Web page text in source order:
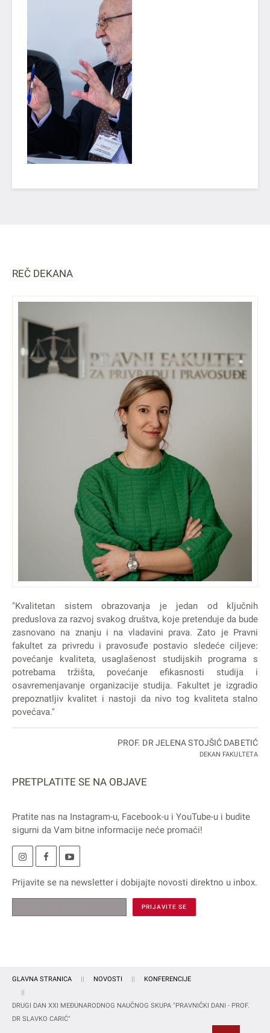
REČ DEKANA
"Kvalitetan sistem obrazovanja je jedan od ključnih
preduslova za razvoj svakog društva, koje pretenduje da bude
zasnovano na znanju i na vladavini prava. Zato je Pravni
fakultet za privredu i pravosuđe postavio sledeće ciljeve:
povećanje kvaliteta, usaglašenost studijskih programa s
potrebama tržišta, povećanje efikasnosti studija i
osavremenjavanje organizacije studija. Fakultet je izgradio
prepoznatljiv kvalitet i nastoji da nivo tog kvaliteta stalno
povećava."
PROF. DR JELENA STOJŠIĆ DABETIĆ
DEKAN FAKULTETA
PRETPLATITE SE NA OBJAVE
Pratite nas na Instagram-u, Facebook-u i YouTube-u i budite
sigurni da Vam bitne informacije neće promaći!
Prijavite se na newsletter i dobijajte novosti direktno u inbox.
GLAVNA STRANICA NOVOSTI KONFERENCIJE
DRUGI DAN XXI MEĐUNARODNOG NAUČNOG SKUPA "PRAVNIČKI DANI - PROF.
DR SLAVKO CARIĆ"